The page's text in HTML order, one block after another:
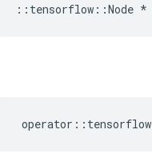
:: tensorflow ::Node *
operator :: tensorflow